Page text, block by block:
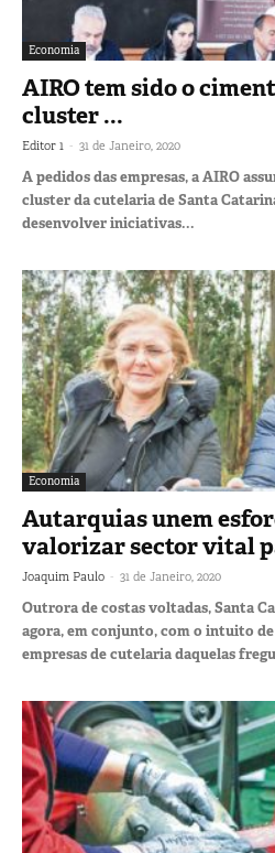
Economia
AIRO tem sido o
cluster ...
Editor 1 - 31 de Janeiro, 2020
A pedidos das empresas, a AIRO
cluster da cutelaria de Santa
desenvolver iniciativas...
Economia
Autarquias unem
valorizar sector vital
Joaquim Paulo - 31 de Janeiro, 2020
Outrora de costas voltadas, Santa
agora, em conjunto, com o intuito
empresas de cutelaria daquelas